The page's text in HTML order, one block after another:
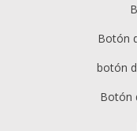
Botón
botón
Botón